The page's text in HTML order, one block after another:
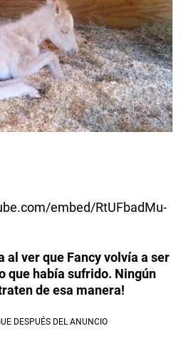
embed/RtUFbadMu-
al ver que Fancy volvía a ser
que había sufrido. Ningún
de esa manera!